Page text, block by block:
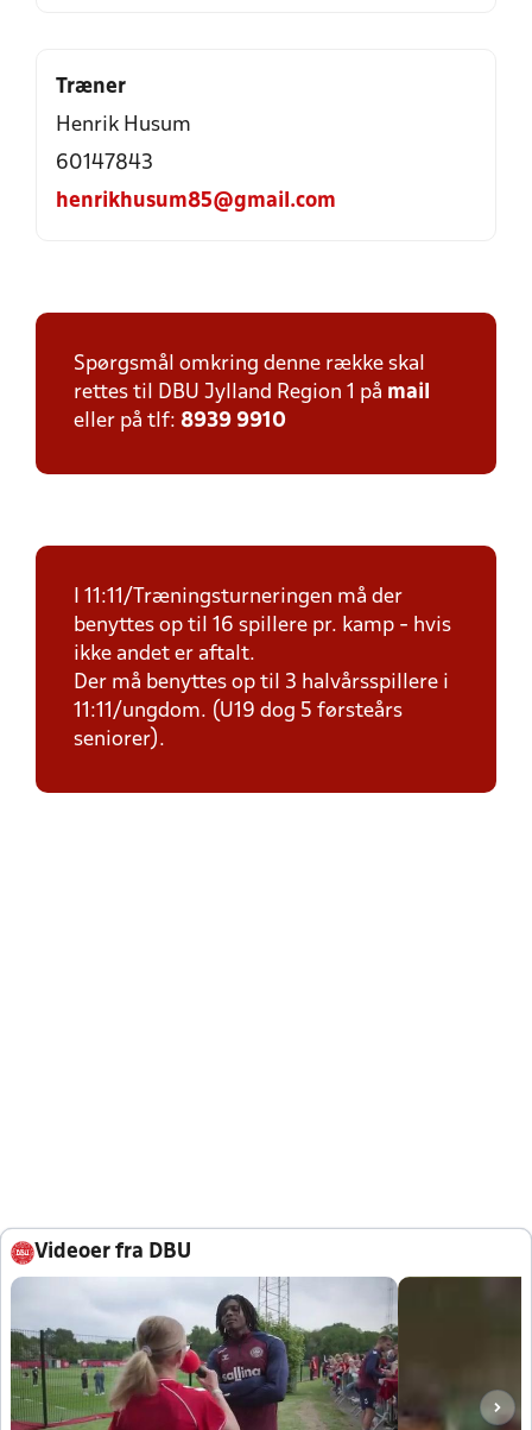
Træner
Henrik Husum
60147843
henrikhusum85@gmail.com
Spørgsmål omkring denne række skal
rettes til DBU Jylland Region 1 på mail
eller på tlf: 8939 9910
I 11:11/Træningsturneringen må der
benyttes op til 16 spillere pr. kamp - hvis
ikke andet er aftalt.
Der må benyttes op til 3 halvårsspillere i
11:11/ungdom. (U19 dog 5 førsteårs
seniorer).
Videoer fra DBU